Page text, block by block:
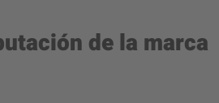
de la marca